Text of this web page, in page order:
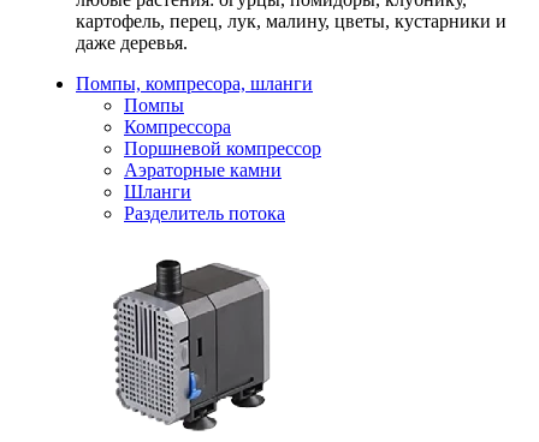
картофель, перец, лук, малину, цветы, кустарники и
даже деревья.
Помпы, компресора, шланги
Помпы
Компрессора
Поршневой компрессор
Аэраторные камни
Шланги
Разделитель потока